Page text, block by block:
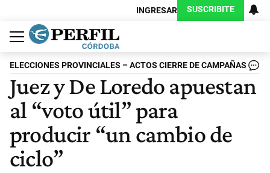
INGRESAR SUSCRIBITE
Política
Economía
Judiciales
Sociedad
Cultura
Espectáculos
Deportes
Protagonistas
ELECCIONES PROVINCIALES – ACTOS CIERRE DE CAMPAÑAS
Juez y De Loredo apuestan
al “voto útil” para
producir “un cambio de
ciclo”